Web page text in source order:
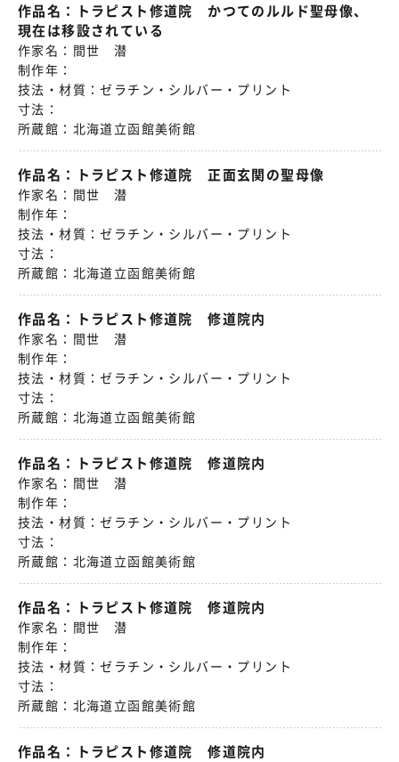
作品名： トラピスト修道院 かつてのルルド聖母像、
現在は移設されている
作家名： 間世 潜
制作年：
技法・材質：ゼラチン・シルバー・プリント
寸法：
所蔵館： 北海道立函館美術館
作品名： トラピスト修道院 正面玄関の聖母像
作家名： 間世 潜
制作年：
技法・材質：ゼラチン・シルバー・プリント
寸法：
所蔵館： 北海道立函館美術館
作品名： トラピスト修道院 修道院内
作家名： 間世 潜
制作年：
技法・材質：ゼラチン・シルバー・プリント
寸法：
所蔵館： 北海道立函館美術館
作品名： トラピスト修道院 修道院内
作家名： 間世 潜
制作年：
技法・材質：ゼラチン・シルバー・プリント
寸法：
所蔵館： 北海道立函館美術館
作品名： トラピスト修道院 修道院内
作家名： 間世 潜
制作年：
技法・材質：ゼラチン・シルバー・プリント
寸法：
所蔵館： 北海道立函館美術館
作品名： トラピスト修道院 修道院内